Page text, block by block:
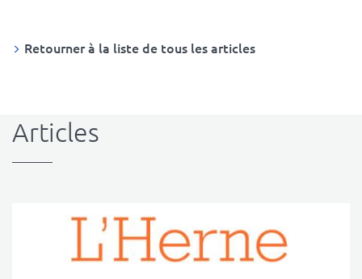
Retourner à la liste de tous les articles
Articles